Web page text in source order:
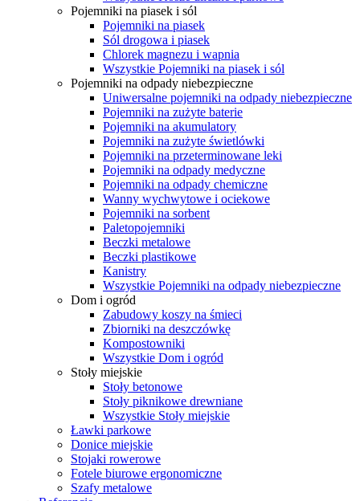
Pojemniki na piasek i sól
Pojemniki na piasek
Sól drogowa i piasek
Chlorek magnezu i wapnia
Wszystkie Pojemniki na piasek i sól
Pojemniki na odpady niebezpieczne
Uniwersalne pojemniki na odpady niebezpieczne
Pojemniki na zużyte baterie
Pojemniki na akumulatory
Pojemniki na zużyte świetlówki
Pojemniki na przeterminowane leki
Pojemniki na odpady medyczne
Pojemniki na odpady chemiczne
Wanny wychwytowe i ociekowe
Pojemniki na sorbent
Paletopojemniki
Beczki metalowe
Beczki plastikowe
Kanistry
Wszystkie Pojemniki na odpady niebezpieczne
Dom i ogród
Zabudowy koszy na śmieci
Zbiorniki na deszczówkę
Kompostowniki
Wszystkie Dom i ogród
Stoły miejskie
Stoły betonowe
Stoły piknikowe drewniane
Wszystkie Stoły miejskie
Ławki parkowe
Donice miejskie
Stojaki rowerowe
Fotele biurowe ergonomiczne
Szafy metalowe